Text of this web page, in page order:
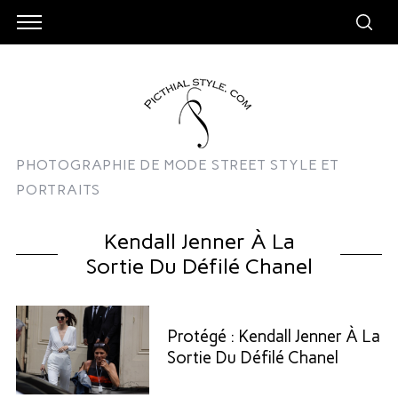
PHOTOGRAPHIE DE MODE STREET STYLE ET
PORTRAITS
Kendall Jenner À La
Sortie Du Défilé Chanel
Protégé : Kendall Jenner À La
Sortie Du Défilé Chanel